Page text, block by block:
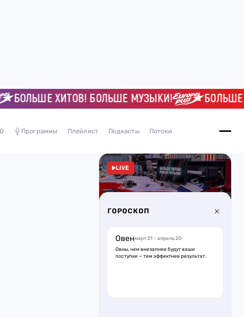
ХИТОВ! БОЛЬШЕ МУЗЫКИ! БОЛЬШЕ
Программы Плейлист Подкасты Потоки
LIVE
ГОРОСКОП
Овенмарт 21 – апрель 20
Овны, чем внезапнее будут ваши
поступки — тем эффектнее результат.